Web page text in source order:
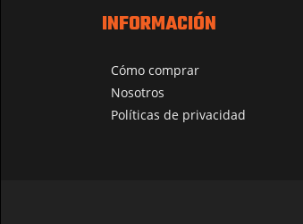
INFORMACIÓN
Cómo comprar
Nosotros
Políticas de privacidad